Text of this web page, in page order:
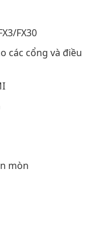
FX30
các cổng và điều
mòn